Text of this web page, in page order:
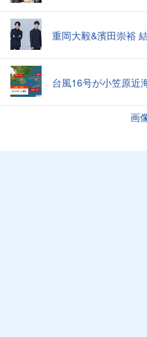
重岡大毅&濱田崇裕
台風16号が小笠原近
画